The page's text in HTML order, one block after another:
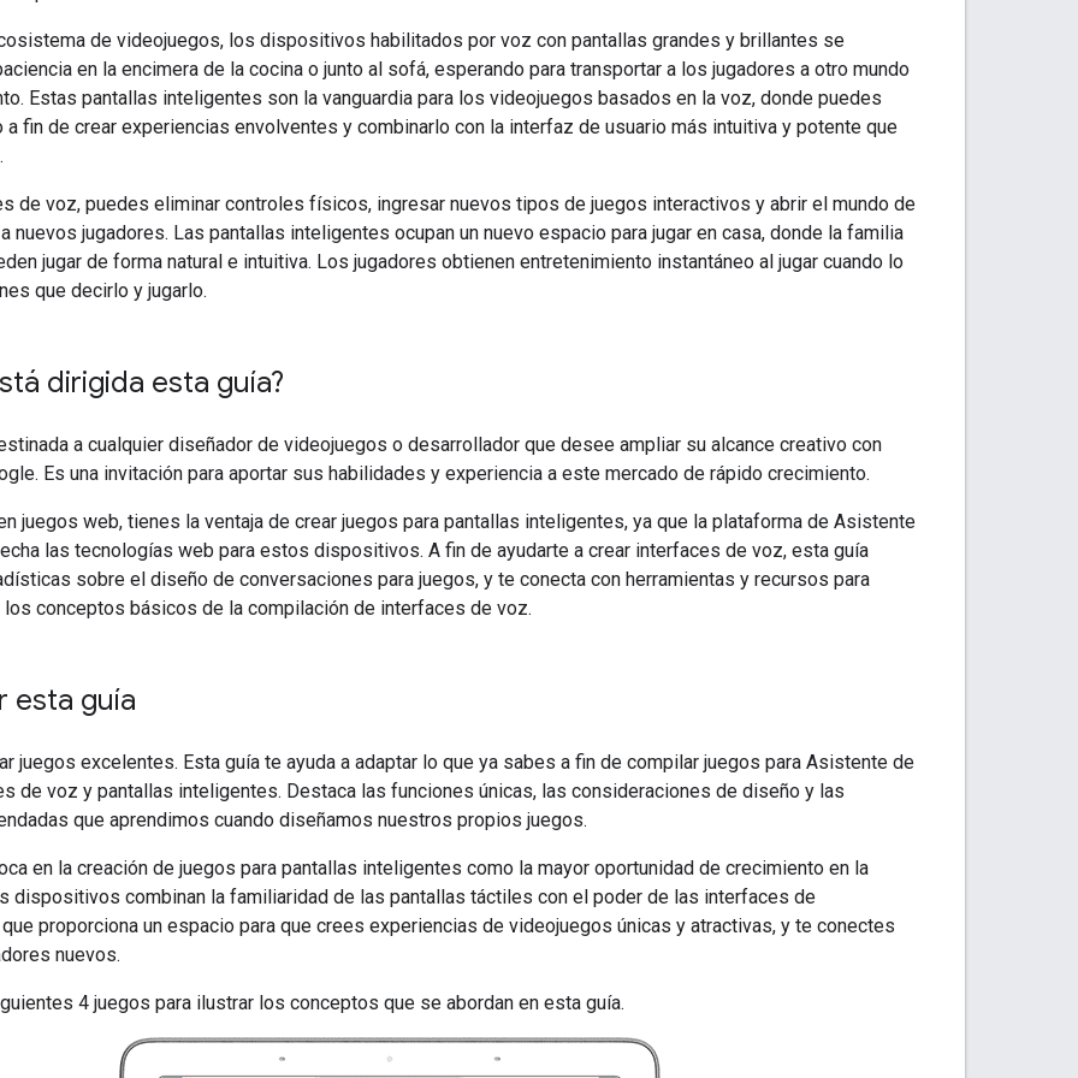
de videojuegos, los dispositivos habilitados por voz con pantallas grandes y brillantes se
en la encimera de la cocina o junto al sofá, esperando para transportar a los jugadores a otro mundo
Estas pantallas inteligentes son la vanguardia para los videojuegos basados en la voz, donde puedes
a fin de crear experiencias envolventes y combinarlo con la interfaz de usuario más intuitiva y potente que
de voz, puedes eliminar controles físicos, ingresar nuevos tipos de juegos interactivos y abrir el mundo de
nuevos jugadores. Las pantallas inteligentes ocupan un nuevo espacio para jugar en casa, donde la familia
jugar de forma natural e intuitiva. Los jugadores obtienen entretenimiento instantáneo al jugar cuando lo
que decirlo y jugarlo.
dirigida esta guía?
a cualquier diseñador de videojuegos o desarrollador que desee ampliar su alcance creativo con
Es una invitación para aportar sus habilidades y experiencia a este mercado de rápido crecimiento.
juegos web, tienes la ventaja de crear juegos para pantallas inteligentes, ya que la plataforma de Asistente
las tecnologías web para estos dispositivos. A fin de ayudarte a crear interfaces de voz, esta guía
sobre el diseño de conversaciones para juegos, y te conecta con herramientas y recursos para
los conceptos básicos de la compilación de interfaces de voz.
esta guía
juegos excelentes. Esta guía te ayuda a adaptar lo que ya sabes a fin de compilar juegos para Asistente de
de voz y pantallas inteligentes. Destaca las funciones únicas, las consideraciones de diseño y las
que aprendimos cuando diseñamos nuestros propios juegos.
en la creación de juegos para pantallas inteligentes como la mayor oportunidad de crecimiento en la
dispositivos combinan la familiaridad de las pantallas táctiles con el poder de las interfaces de
proporciona un espacio para que crees experiencias de videojuegos únicas y atractivas, y te conectes
nuevos.
4 juegos para ilustrar los conceptos que se abordan en esta guía.